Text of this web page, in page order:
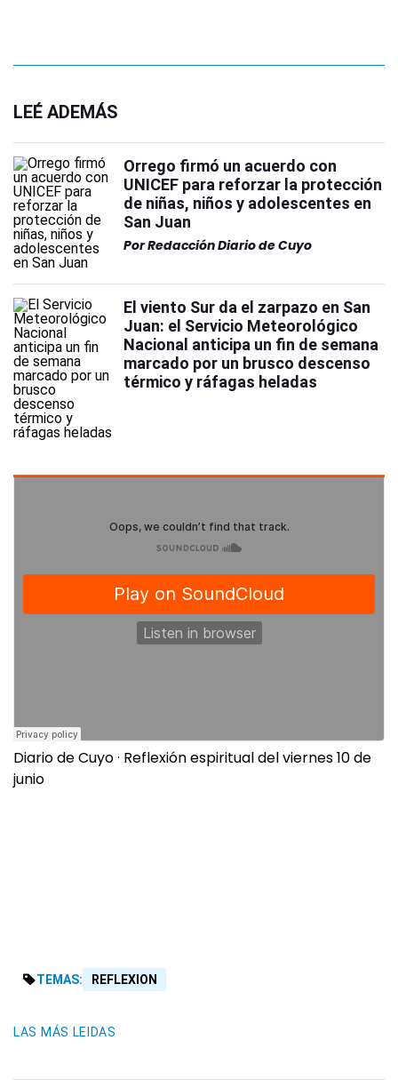
LEÉ ADEMÁS
Orrego firmó un acuerdo con
UNICEF para reforzar la protección
de niñas, niños y adolescentes en
San Juan
PorRedacción Diario de Cuyo
El viento Sur da el zarpazo en San
Juan: el Servicio Meteorológico
Nacional anticipa un fin de semana
marcado por un brusco descenso
térmico y ráfagas heladas
Diario de Cuyo· Reflexión espiritual del viernes 10 de
junio
TEMAS: REFLEXION
LAS MÁS LEIDAS